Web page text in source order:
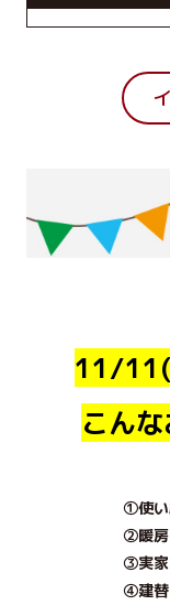
11/
こん
①使い
②暖房
③実家
④建替